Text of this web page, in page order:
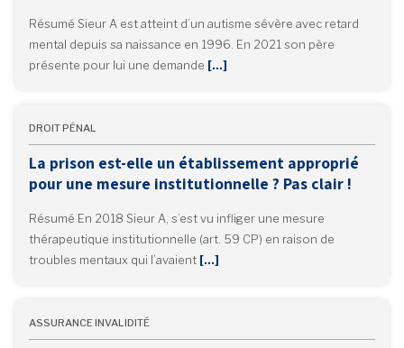
Résumé Sieur A est atteint d’un autisme sévère avec retard
mental depuis sa naissance en 1996. En 2021 son père
présente pour lui une demande […]
DROIT PÉNAL
La prison est-elle un établissement approprié
pour une mesure institutionnelle ? Pas clair !
Résumé En 2018 Sieur A, s’est vu infliger une mesure
thérapeutique institutionnelle (art. 59 CP) en raison de
troubles mentaux qui l’avaient […]
ASSURANCE INVALIDITÉ